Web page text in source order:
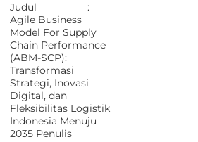
Judul :
Agile Business
Model For Supply
Chain Performance
(ABM-SCP):
Transformasi
Strategi, Inovasi
Digital, dan
Fleksibilitas Logistik
Indonesia Menuju
2035 Penulis